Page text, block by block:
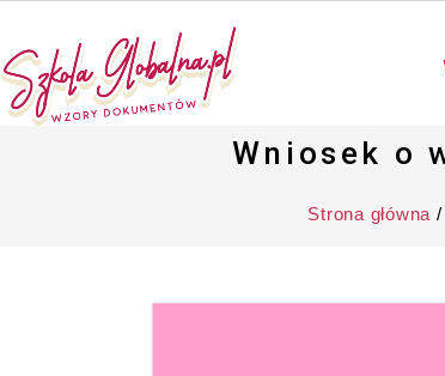
Wniosek o
Strona główna /